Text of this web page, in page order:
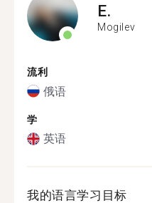
E.
Mogilev
流利
俄语
学
英语
我的语言学习目标